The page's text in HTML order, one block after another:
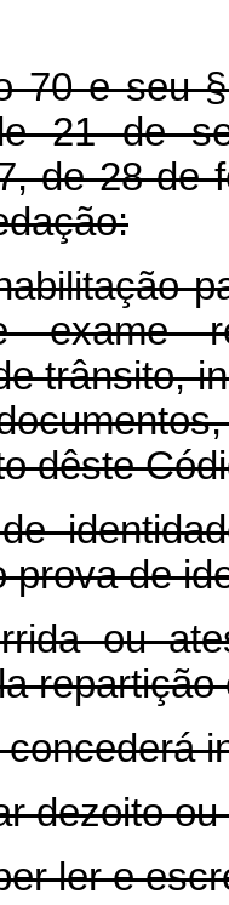
70 e seu
21 de
de 28 de
exame
trânsito,
dêste
prova de
ou
repartição
concederá
dezoito
ler e